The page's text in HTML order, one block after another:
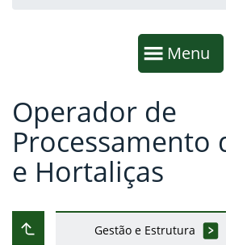
Mostrar
Menu
Fim da navegação
Início do conteúdo
Operador de
Processamento
e Hortaliças
Subir ao nível anterior
Gestão e Estrutura